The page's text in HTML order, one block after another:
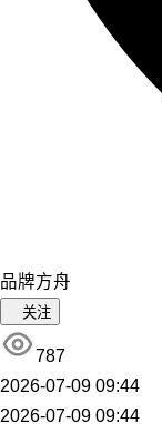
品牌方舟
关注
787
2026-07-09 09:44
2026-07-09 09:44